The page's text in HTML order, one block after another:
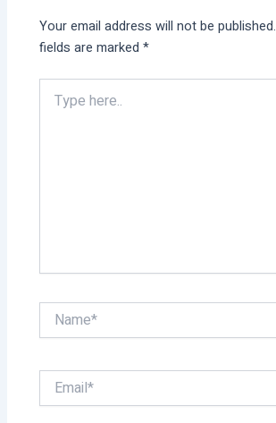
Your email address will not be published.
fields are marked*
here..
Name*
Email*